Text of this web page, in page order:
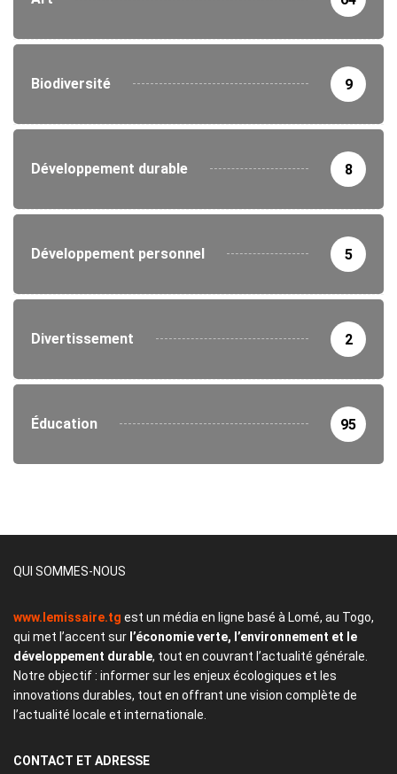
Biodiversité 9
Développement durable 8
Développement personnel 5
Divertissement 2
Éducation 95
QUI SOMMES-NOUS
www.lemissaire.tg est un média en ligne basé à Lomé, au Togo,
qui met l’accent sur l’économie verte, l’environnement et le
développement durable, tout en couvrant l’actualité générale.
Notre objectif : informer sur les enjeux écologiques et les
innovations durables, tout en offrant une vision complète de
l’actualité locale et internationale.
CONTACT ET ADRESSE